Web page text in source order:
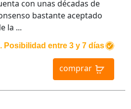
Posibilidad entre 3 y 7 días
comprar
con unas décadas de
bastante aceptado
la ...